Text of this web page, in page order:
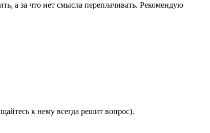
а за что нет смысла переплачивать. Рекомендую
к нему всегда решит вопрос).